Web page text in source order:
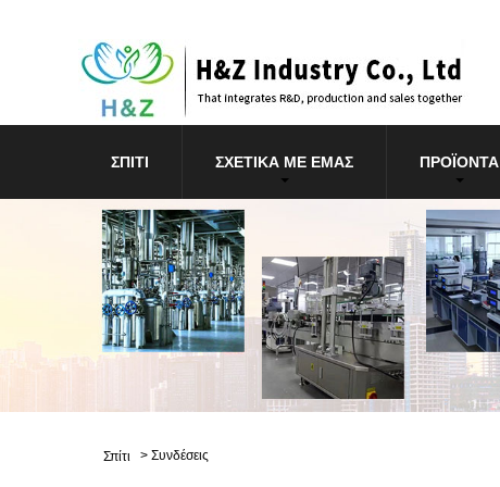
ΣΠΊΤΙ ΣΧΕΤΙΚΆ ΜΕ ΕΜΆΣ ΠΡΟΪΌΝΤΑ
Σπίτι > Συνδέσεις